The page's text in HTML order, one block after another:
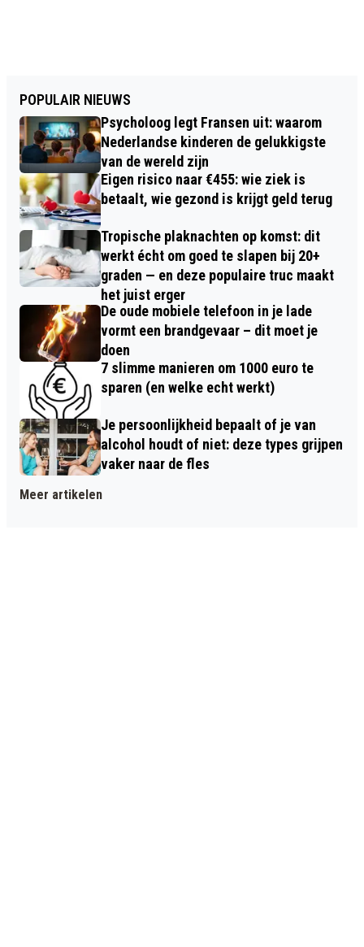
POPULAIR NIEUWS
Psycholoog legt Fransen uit: waarom
Nederlandse kinderen de gelukkigste
van de wereld zijn
Eigen risico naar €455: wie ziek is
betaalt, wie gezond is krijgt geld terug
Tropische plaknachten op komst: dit
werkt écht om goed te slapen bij 20+
graden — en deze populaire truc maakt
het juist erger
De oude mobiele telefoon in je lade
vormt een brandgevaar – dit moet je
doen
7 slimme manieren om 1000 euro te
sparen (en welke echt werkt)
Je persoonlijkheid bepaalt of je van
alcohol houdt of niet: deze types grijpen
vaker naar de fles
Meer artikelen